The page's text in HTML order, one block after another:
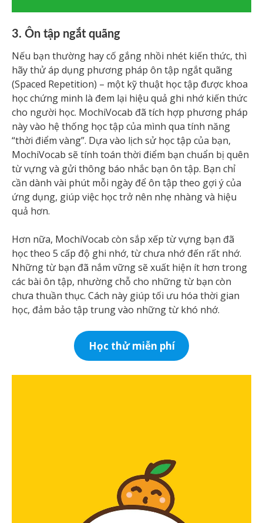
3. Ôn tập ngắt quãng
Nếu bạn thường hay cố gắng nhồi nhét kiến thức, thì
hãy thử áp dụng phương pháp ôn tập ngắt quãng
(Spaced Repetition) – một kỹ thuật học tập được khoa
học chứng minh là đem lại hiệu quả ghi nhớ kiến thức
cho người học. MochiVocab đã tích hợp phương pháp
này vào hệ thống học tập của mình qua tính năng
“thời điểm vàng”. Dựa vào lịch sử học tập của bạn,
MochiVocab sẽ tính toán thời điểm bạn chuẩn bị quên
từ vựng và gửi thông báo nhắc bạn ôn tập. Bạn chỉ
cần dành vài phút mỗi ngày để ôn tập theo gợi ý của
ứng dụng, giúp việc học trở nên nhẹ nhàng và hiệu
quả hơn.
Hơn nữa, MochiVocab còn sắp xếp từ vựng bạn đã
học theo 5 cấp độ ghi nhớ, từ chưa nhớ đến rất nhớ.
Những từ bạn đã nắm vững sẽ xuất hiện ít hơn trong
các bài ôn tập, nhường chỗ cho những từ bạn còn
chưa thuần thục. Cách này giúp tối ưu hóa thời gian
học, đảm bảo tập trung vào những từ khó nhớ.
Học thử miễn phí